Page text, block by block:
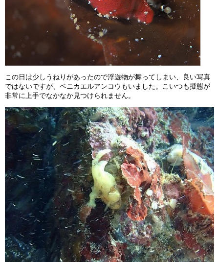
この日は少しうねりがあったので浮遊物が舞ってしまい、良い写真
ではないですが、ベニカエルアンコウもいました。こいつも擬態が
非常に上手でなかなか見つけられません。